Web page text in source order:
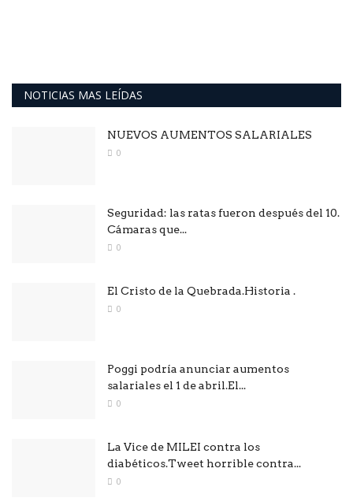
NOTICIAS MAS LEÍDAS
NUEVOS AUMENTOS SALARIALES
0
Seguridad: las ratas fueron después del 10.
Cámaras que...
0
El Cristo de la Quebrada.Historia .
0
Poggi podría anunciar aumentos
salariales el 1 de abril.El...
0
La Vice de MILEI contra los
diabéticos.Tweet horrible contra...
0